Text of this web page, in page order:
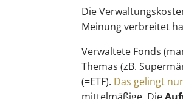
Die
Meinung verbreitet
Verwaltete Fonds
Themas (zB.
(=ETF). Das gelingt